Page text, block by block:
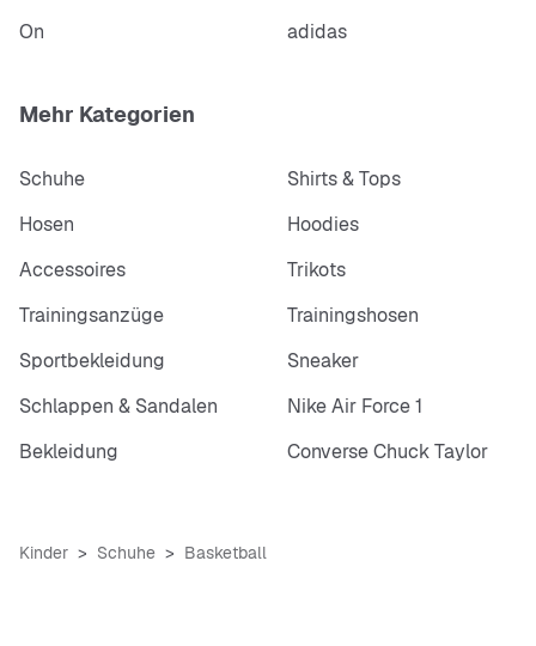
On
adidas
Mehr Kategorien
Schuhe
Shirts & Tops
Hosen
Hoodies
Accessoires
Trikots
Trainingsanzüge
Trainingshosen
Sportbekleidung
Sneaker
Schlappen & Sandalen
Nike Air Force 1
Bekleidung
Converse Chuck Taylor
Kinder Schuhe Basketball